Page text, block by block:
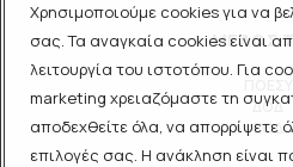
Χρησιμοποιούμε cookies για να
σας. Τα αναγκαία cookies είναι
λειτουργία του ιστοτόπου. Για
marketing χρειαζόμαστε τη
αποδεχθείτε όλα, να απορρίψετε
επιλογές σας. Η ανάκληση είναι
ΜΕΛΟΣ
ΔΟΔ
ΕΟΔ